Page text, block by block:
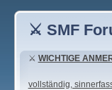
⚔ SMF
⚔ WICHTIGE
vollständig,